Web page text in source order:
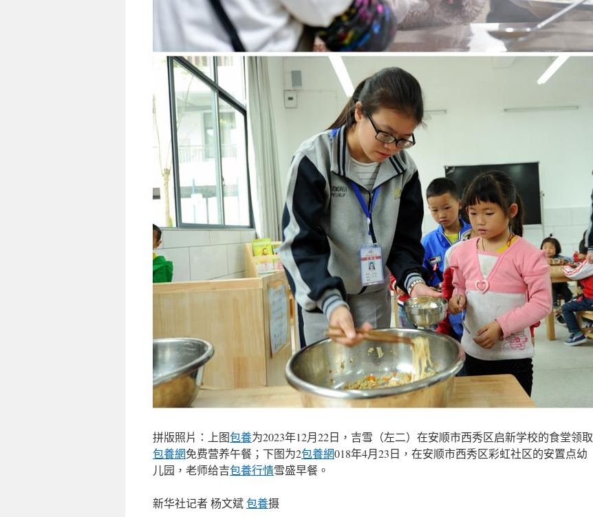
拼版照片：上图包養为2023年12月22日，吉雪（左二）在安顺市西秀区启新学校的食堂领取
包養網免费营养午餐；下图为2包養網018年4月23日，在安顺市西秀区彩虹社区的安置点幼
儿园，老师给吉包養行情雪盛早餐。
新华社记者 杨文斌包養摄